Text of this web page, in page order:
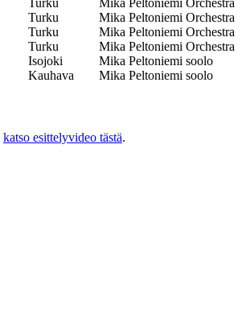
Turku
Mika Peltoniemi Orchestra
Turku
Mika Peltoniemi Orchestra
Turku
Mika Peltoniemi Orchestra
Turku
Mika Peltoniemi Orchestra
Isojoki
Mika Peltoniemi soolo
Kauhava Mika Peltoniemi soolo
katso esittelyvideo tästä.